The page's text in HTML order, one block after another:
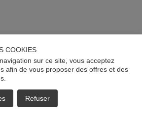
COOKIES
sur ce site, vous acceptez
afin de vous proposer des offres et des
Refuser